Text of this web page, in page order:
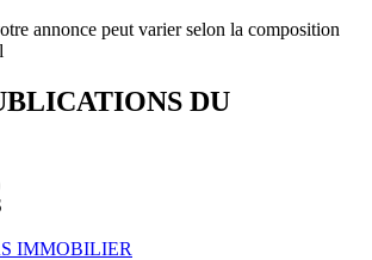
annonce peut varier selon la composition
DU
IMMOBILIER